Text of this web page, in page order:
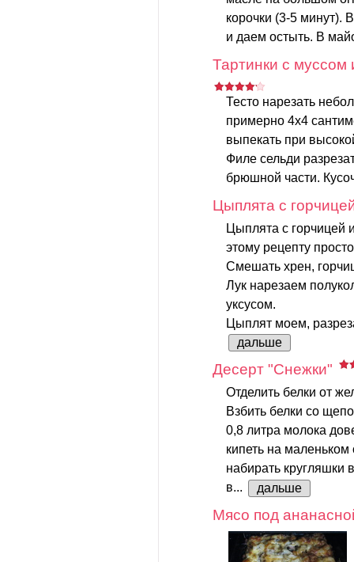
корочки (3-5 минут).
и даем остыть. В
Тартинки с муссом
Тесто нарезать
примерно 4х4
выпекать при
Филе сельди
брюшной части.
Цыплята с
Цыплята с горчицей
этому рецепту
Смешать хрен,
Лук нарезаем
уксусом.
Цыплят моем,
дальше
Десерт "Снежки"
Отделить белки от
Взбить белки со
0,8 литра молока
кипеть на
набирать кругляшки
в...
дальше
Мясо под